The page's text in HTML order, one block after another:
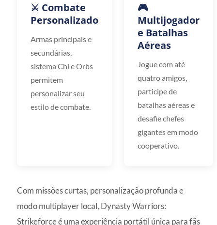
⚔️ Combate
Personalizado
Armas principais e
secundárias,
sistema Chi e Orbs
permitem
personalizar seu
estilo de combate.
🎮
Multijogador
e Batalhas
Aéreas
Jogue com até
quatro amigos,
participe de
batalhas aéreas e
desafie chefes
gigantes em modo
cooperativo.
Com missões curtas, personalização profunda e
modo multiplayer local, Dynasty Warriors:
Strikeforce é uma experiência portátil única para fãs